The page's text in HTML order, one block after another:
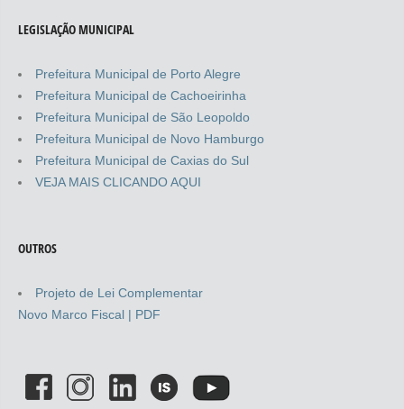
LEGISLAÇÃO MUNICIPAL
Prefeitura Municipal de Porto Alegre
Prefeitura Municipal de Cachoeirinha
Prefeitura Municipal de São Leopoldo
Prefeitura Municipal de Novo Hamburgo
Prefeitura Municipal de Caxias do Sul
VEJA MAIS CLICANDO AQUI
OUTROS
Projeto de Lei Complementar
Novo Marco Fiscal | PDF